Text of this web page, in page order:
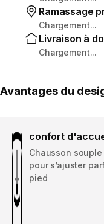
Ramassage
Chargement...
Livraison à
Chargement...
Avantages du
confort
Chausson souple
pour s’ajuster
pied